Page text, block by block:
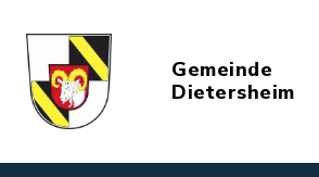
Gemeinde
Dietersheim